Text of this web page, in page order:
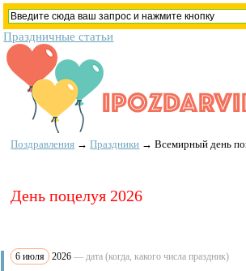
Праздничные статьи
Поздравления →Праздники →Всемирный день
День поцелуя 2026
6 июля 2026— дата (когда, какого числа праздник)